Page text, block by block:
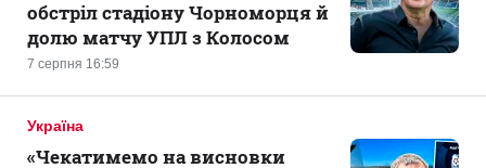
7 серпня 16:59
обстріл стадіону Чорноморця й
долю матчу УПЛ з Колосом
Україна
«Чекатимемо на висновки